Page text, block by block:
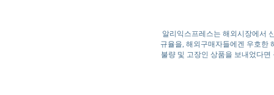
알리익스프레스는 해외시장에서
규율을, 해외구매자들에겐 우호한
불량 및 고장인 상품을 보내었다